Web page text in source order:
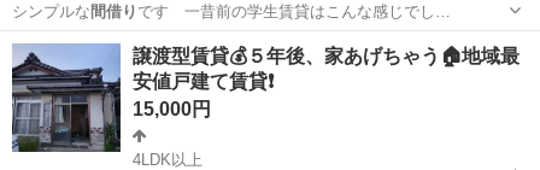
シンプルな間借り です 一昔前の学生賃貸はこんな感じでし…
京都 京都市 北大路駅 アパート
譲渡型賃貸💰５年後、家あげちゃう🏠地域最
安値戸建て賃貸❗️
15,000円
4LDK以上